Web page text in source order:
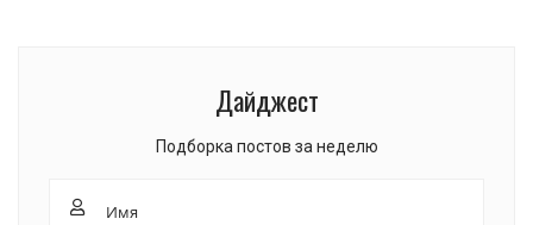
Дайджест
Подборка постов за неделю